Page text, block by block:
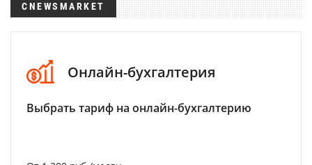
CNEWSMARKET
Онлайн-бухгалтерия
Выбрать тариф на онлайн-бухгалтерию